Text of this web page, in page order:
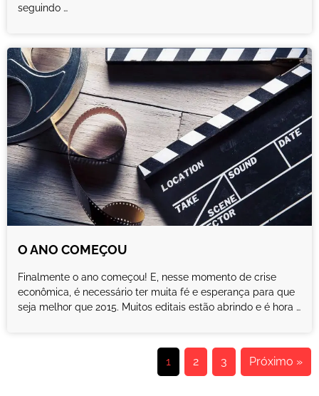
seguindo …
O ANO COMEÇOU
Finalmente o ano começou! E, nesse momento de crise
econômica, é necessário ter muita fé e esperança para que
seja melhor que 2015. Muitos editais estão abrindo e é hora …
1 2 3 Próximo »